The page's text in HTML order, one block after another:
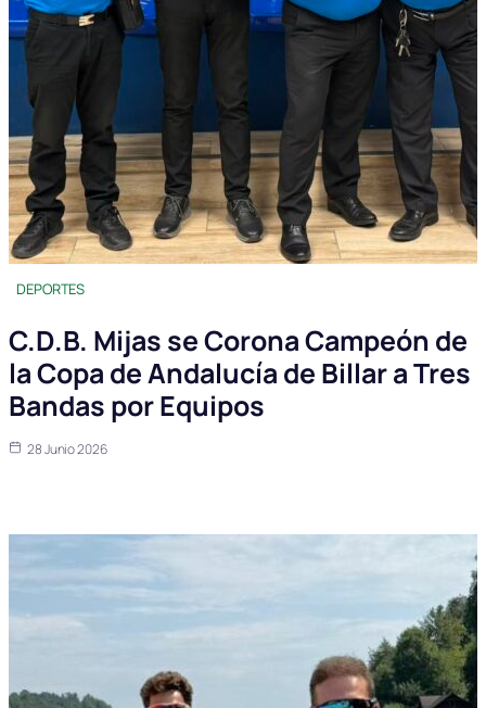
DEPORTES
C.D.B. Mijas se Corona Campeón de
la Copa de Andalucía de Billar a Tres
Bandas por Equipos
28 Junio 2026